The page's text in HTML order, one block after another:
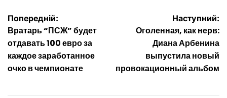
Навігація
записів
Попередній:
Вратарь “ПСЖ” будет
отдавать 100 евро за
каждое заработанное
очко в чемпионате
Наступний:
Оголенная, как нерв:
Диана Арбенина
выпустила новый
провокационный альбом